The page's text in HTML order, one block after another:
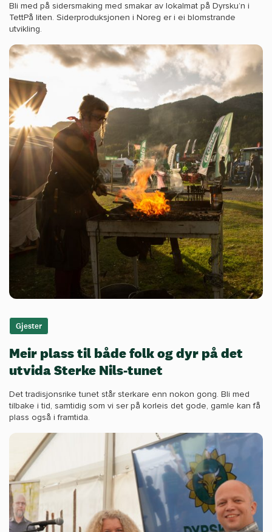
Bli med på sidersmaking med smakar av lokalmat på Dyrsku’n i
TettPå liten. Siderproduksjonen i Noreg er i ei blomstrande
utvikling.
Gjester
Meir plass til både folk og dyr på det
utvida Sterke Nils-tunet
Det tradisjonsrike tunet står sterkare enn nokon gong. Bli med
tilbake i tid, samtidig som vi ser på korleis det gode, gamle kan få
plass også i framtida.